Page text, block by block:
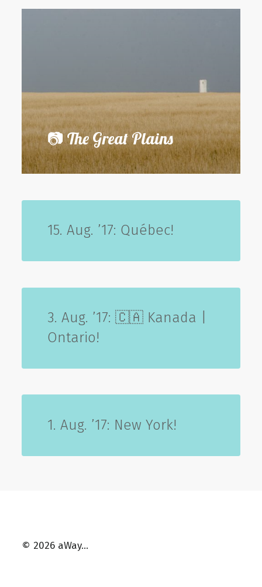
📷 The Great Plains
15. Aug. ’17: Québec!
3. Aug. ’17: 🇨🇦 Kanada |
Ontario!
1. Aug. ’17: New York!
© 2026 aWay…